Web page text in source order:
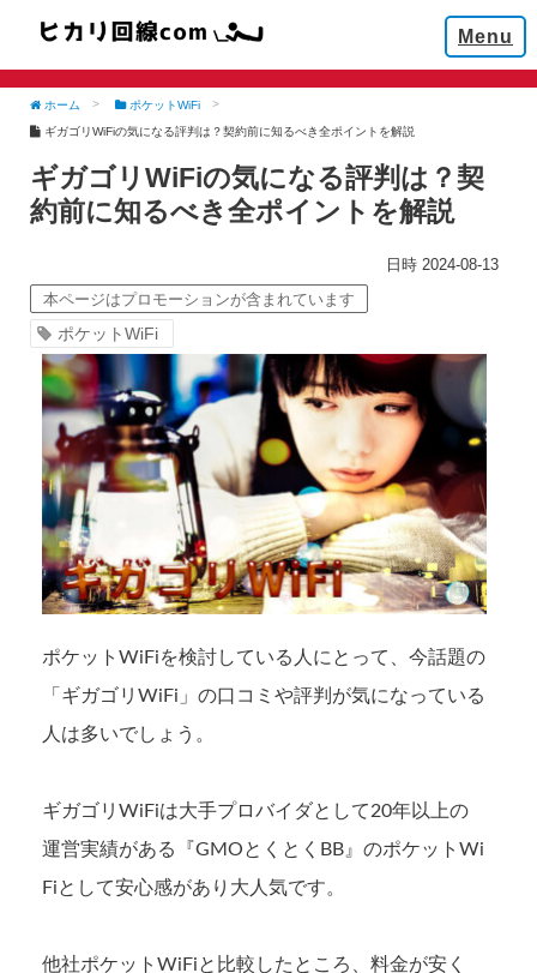
ホーム
ポケットWiFi
ギガゴリWiFiの気になる評判は？契約前に知るべき全ポイントを解説
ギガゴリWiFiの気になる評判は？契
約前に知るべき全ポイントを解説
2024-08-13
本ページはプロモーションが含まれています
ポケットWiFi
ポケットWiFiを検討している人にとって、今話題の
「ギガゴリWiFi」の口コミや評判が気になっている
人は多いでしょう。
ギガゴリWiFiは大手プロバイダとして20年以上の
運営実績がある『GMOとくとくBB』のポケットWi
Fiとして安心感があり大人気です。
他社ポケットWiFiと比較したところ、料金が安く
Menu